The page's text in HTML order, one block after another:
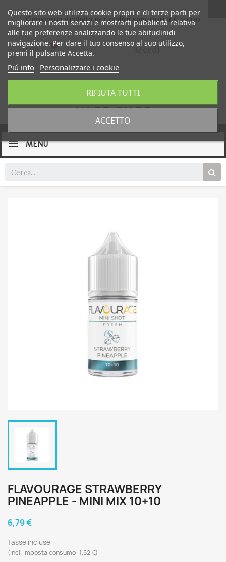
Consegna gratuita per ordini superiori a € 59,00
0,00 €
MENU
FLAVOURAGE STRAWBERRY
PINEAPPLE - MINI MIX 10+10
6,79 €
Tasse incluse
(incl. imposta consumo: 1,52 €)
Questo sito web utilizza cookie propri e di terze parti per
migliorare i nostri servizi e mostrarti pubblicità relativa
alle tue preferenze analizzando le tue abitudinidi
navigazione. Per dare il tuo consenso al suo utilizzo,
premi il pulsante Accetta.
Piú info Personalizzare i cookie
RIFIUTA TUTTI
ACCETTO